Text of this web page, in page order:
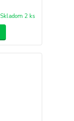
Skladom 2 ks